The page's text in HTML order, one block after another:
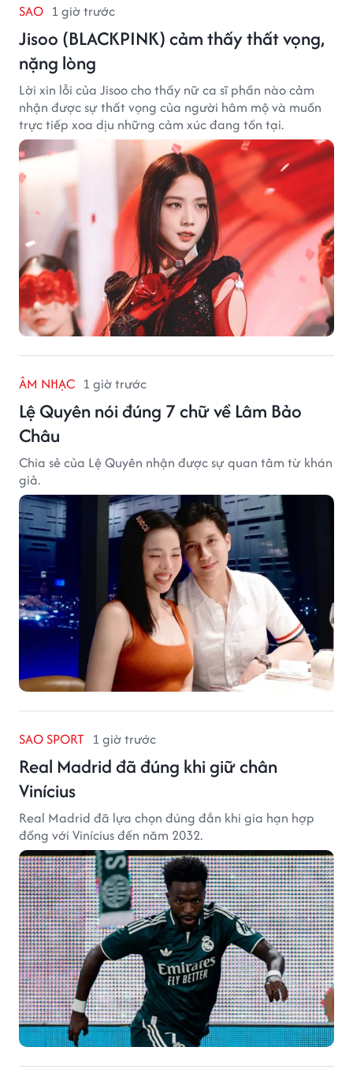
SAO 1 giờ trước
Jisoo (BLACKPINK) cảm thấy thất vọng,
nặng lòng
Lời xin lỗi của Jisoo cho thấy nữ ca sĩ phần nào cảm
nhận được sự thất vọng của người hâm mộ và muốn
trực tiếp xoa dịu những cảm xúc đang tồn tại.
ÂM NHẠC 1 giờ trước
Lệ Quyên nói đúng 7 chữ về Lâm Bảo
Châu
Chia sẻ của Lệ Quyên nhận được sự quan tâm từ khán
giả.
SAO SPORT 1 giờ trước
Real Madrid đã đúng khi giữ chân
Vinícius
Real Madrid đã lựa chọn đúng đắn khi gia hạn hợp
đồng với Vinícius đến năm 2032.